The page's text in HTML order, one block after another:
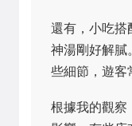
還有，小吃搭
神湯剛好解膩
些細節，遊客
根據我的觀察